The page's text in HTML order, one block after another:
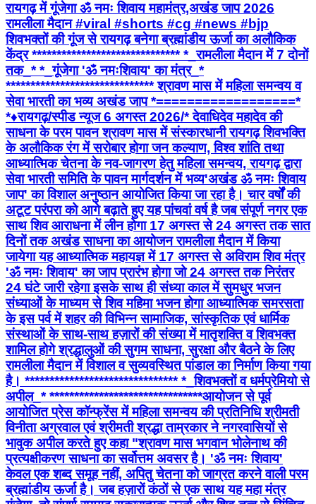
रायगढ़ में गूंजेगा ॐ नमः शिवाय महामंत्र,अखंड जाप 2026
रामलीला मैदान #viral #shorts #cg #news #bjp
शिवभक्तों की गूंज से रायगढ़ बनेगा ब्रह्मांडीय ऊर्जा का अलौकिक
केंद्र ****************************** *_रामलीला मैदान में 7 दोनों
तक_* *_गूंजेगा 'ॐ नमःशिवाय' का मंत्र_*
****************************** श्रावण मास में महिला समन्वय व
सेवा भारती का भव्य अखंड जाप *==================*
*♦रायगढ़/स्पीड न्यूज 6 अगस्त 2026/* देवाधिदेव महादेव की
साधना के परम पावन श्रावण मास में संस्कारधानी रायगढ़ शिवभक्ति
के अलौकिक रंग में सरोबार होगा जन कल्याण, विश्व शांति तथा
आध्यात्मिक चेतना के नव-जागरण हेतु महिला समन्वय, रायगढ़ द्वारा
सेवा भारती समिति के पावन मार्गदर्शन में भव्य'अखंड ॐ नमः शिवाय
जाप' का विशाल अनुष्ठान आयोजित किया जा रहा है। चार वर्षों की
अटूट परंपरा को आगे बढ़ाते हुए यह पांचवां वर्ष है जब संपूर्ण नगर एक
साथ शिव आराधना में लीन होगा 17 अगस्त से 24 अगस्त तक सात
दिनों तक अखंड साधना का आयोजन रामलीला मैदान में किया
जायेगा यह ​आध्यात्मिक महायज्ञ में 17 अगस्त से अविराम शिव मंत्र
'ॐ नमः शिवाय' का जाप प्रारंभ होगा जो 24 अगस्त तक निरंतर
24 घंटे जारी रहेगा इसके साथ ही संध्या काल में सुमधुर भजन
संध्याओं के माध्यम से शिव महिमा भजन होगा आध्यात्मिक समरसता
के इस पर्व में शहर की विभिन्न सामाजिक, सांस्कृतिक एवं धार्मिक
संस्थाओं के साथ-साथ हज़ारों की संख्या में मातृशक्ति व शिवभक्त
शामिल होगे श्रद्धालुओं की सुगम साधना, सुरक्षा और बैठने के लिए
रामलीला मैदान में विशाल व सुव्यवस्थित पांडाल का निर्माण किया गया
है। ******************************* *_​शिवभक्तों व धर्मप्रेमियो से
अपील_* ******************************* ​आयोजन से पूर्व
आयोजित प्रेस कॉन्फ्रेंस में महिला समन्वय की प्रतिनिधि श्रीमती
विनीता अग्रवाल एवं श्रीमती श्रद्धा ताम्रकार ने नगरवासियों से
भावुक अपील करते हुए कहा ​"श्रावण मास भगवान भोलेनाथ की
प्रत्यक्षीकरण साधना का सर्वोत्तम अवसर है। 'ॐ नमः शिवाय'
केवल एक शब्द समूह नहीं, अपितु चेतना को जाग्रत करने वाली परम
ब्रह्मांडीय ऊर्जा है। जब हज़ारों कंठों से एक साथ यह महा मंत्र